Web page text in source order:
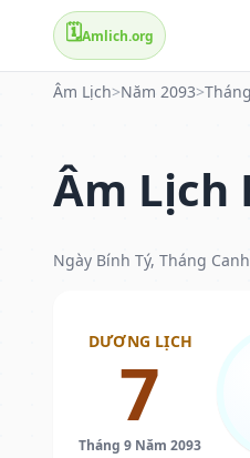
🗓️Amlich.org
Âm Lịch>Năm 2093>
Âm Lịch
Ngày Bính Tý, Tháng
DƯƠNG LỊCH
7
Tháng 9 Năm 2093